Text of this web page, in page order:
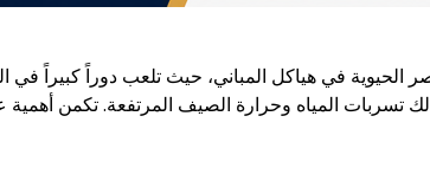
في هياكل المباني، حيث تلعب دوراً كبيراً
تسربات المياه وحرارة الصيف المرتفعة. تكمن